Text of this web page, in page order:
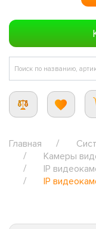
Главная
Камеры
IP
IP